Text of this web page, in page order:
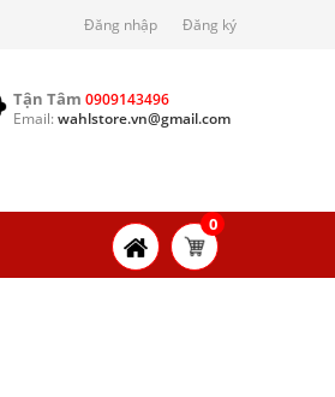
Đăng nhập Đăng ký
Tận Tâm 0909143496
Email: wahlstore.vn@gmail.com
0